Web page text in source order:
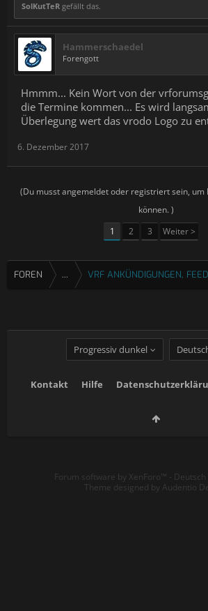
SolKutTeR gefällt das.
Hammerschaedel
Forengott
Hmmm... Kein Wort von der
die Termine kommen... Es wird
Überlegung wert das vrodo Logo zu
6. Dezember 2017
(Du musst angemeldet oder registriert sein, um
können. )
1
2 3 Weiter >
FOREN ... VRF ANKÜNDIGUNGEN,
Progressiv dunkel
Kontakt Hilfe
Forum software by XenForo™ - Deutsch
Theme designed by Audentio